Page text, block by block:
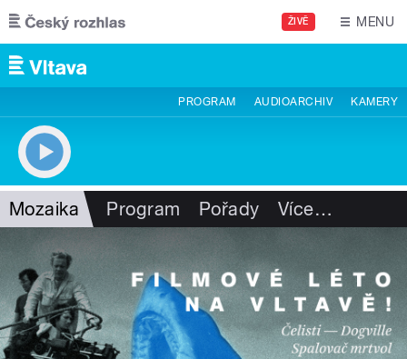
Přejít k hlavnímu obsahu
ŽIVĚ MENU
PROGRAM AUDIOARCHIV KAMERY
Mozaika Program Pořady Více…